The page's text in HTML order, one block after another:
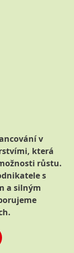
v
která
růstu.
s
a silným